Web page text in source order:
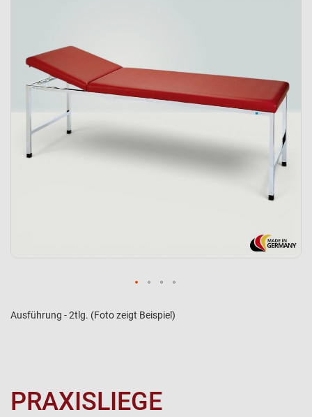
Ausführung - 2tlg. (Foto zeigt Beispiel)
PRAXISLIEGE